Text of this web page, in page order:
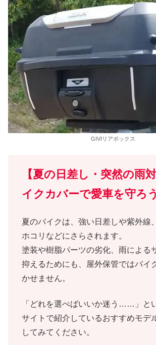
GIVIリアボックス
【夏の日差し・突然の雨
イクカバーで愛車を守ろ
夏のバイクは、強い日差しや紫外線
ホコリなどにさらされます。
塗装や樹脂パーツの劣化、雨による
抑えるためにも、屋外保管ではバイ
かせません。
「どれを選べばいいか迷う……」と
サイトで紹介しているおすすめモデ
してみてください。